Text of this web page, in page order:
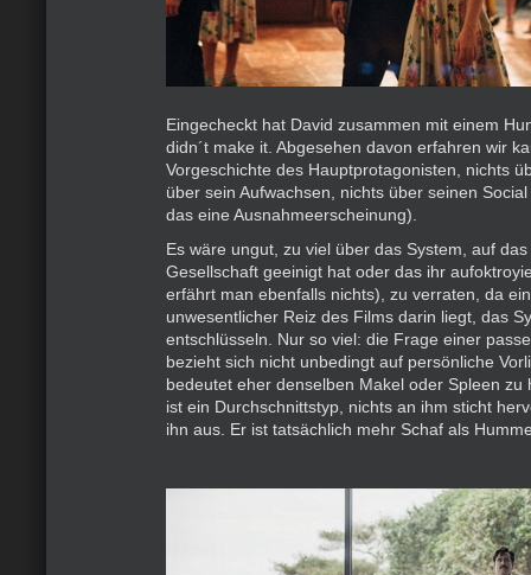
Eingecheckt hat David zusammen mit einem
didn´t make it. Abgesehen davon erfahren wir
Vorgeschichte des Hauptprotagonisten, nichts
über sein Aufwachsen, nichts über seinen
das eine Ausnahmeerscheinung).
Es wäre ungut, zu viel über das System, auf
Gesellschaft geeinigt hat oder das ihr
erfährt man ebenfalls nichts), zu verraten, da
unwesentlicher Reiz des Films darin liegt, das
entschlüsseln. Nur so viel: die Frage einer
bezieht sich nicht unbedingt auf persönliche
bedeutet eher denselben Makel oder Spleen zu
ist ein Durchschnittstyp, nichts an ihm sticht
ihn aus. Er ist tatsächlich mehr Schaf als